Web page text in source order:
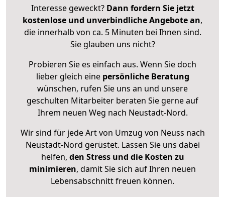
Interesse geweckt? Dann fordern Sie jetzt
kostenlose und unverbindliche Angebote an,
die innerhalb von ca. 5 Minuten bei Ihnen sind.
Sie glauben uns nicht?
Probieren Sie es einfach aus. Wenn Sie doch
lieber gleich eine persönliche Beratung
wünschen, rufen Sie uns an und unsere
geschulten Mitarbeiter beraten Sie gerne auf
Ihrem neuen Weg nach Neustadt-Nord.
Wir sind für jede Art von Umzug von Neuss nach
Neustadt-Nord gerüstet. Lassen Sie uns dabei
helfen, den Stress und die Kosten zu
minimieren, damit Sie sich auf Ihren neuen
Lebensabschnitt freuen können.